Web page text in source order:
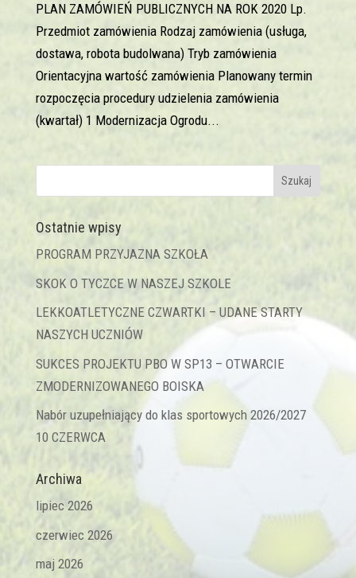
PLAN ZAMÓWIEŃ PUBLICZNYCH NA ROK 2020 Lp.
Przedmiot zamówienia Rodzaj zamówienia (usługa,
dostawa, robota budolwana) Tryb zamówienia
Orientacyjna wartość zamówienia Planowany termin
rozpoczęcia procedury udzielenia zamówienia
(kwartał) 1 Modernizacja Ogrodu...
Ostatnie wpisy
PROGRAM PRZYJAZNA SZKOŁA
SKOK O TYCZCE W NASZEJ SZKOLE
LEKKOATLETYCZNE CZWARTKI – UDANE STARTY
NASZYCH UCZNIÓW
SUKCES PROJEKTU PBO W SP13 – OTWARCIE
ZMODERNIZOWANEGO BOISKA
Nabór uzupełniający do klas sportowych 2026/2027
10 CZERWCA
Archiwa
lipiec 2026
czerwiec 2026
maj 2026